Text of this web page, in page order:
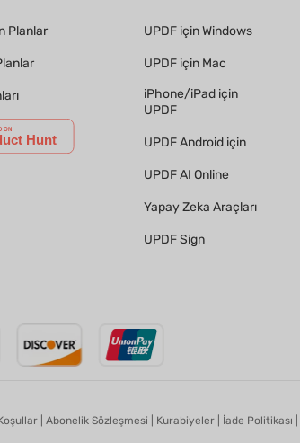
Planlar UPDF için Windows
UPDF için Mac
iPhone/iPad için
UPDF
UPDF Android için
UPDF AI Online
Yapay Zeka Araçları
UPDF Sign
Abonelik Sözleşmesi Kurabiyeler İade Politikası